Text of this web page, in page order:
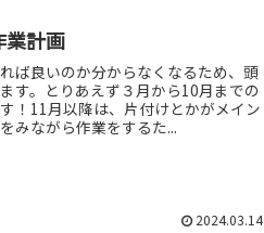
業計画
ば良いのか分からなくなるため、頭
す。とりあえず３月から10月までの
！11月以降は、片付けとかがメイン
みながら作業をするた...
2024.03.14